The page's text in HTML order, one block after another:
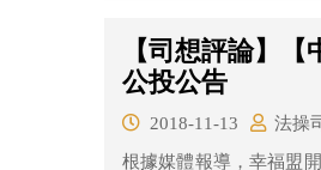
【司想評論】
公投公告
2018-11-13
法操
根據媒體報導，幸福盟